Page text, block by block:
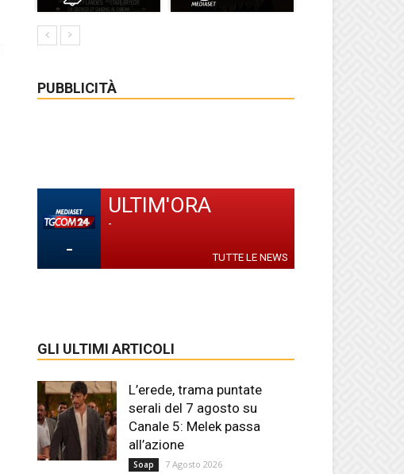
PUBBLICITÀ
-
ULTIM'ORA
-
TUTTE LE NEWS
GLI ULTIMI ARTICOLI
L’erede, trama puntate
serali del 7 agosto su
Canale 5: Melek passa
all’azione
Soap 7 Agosto 2026